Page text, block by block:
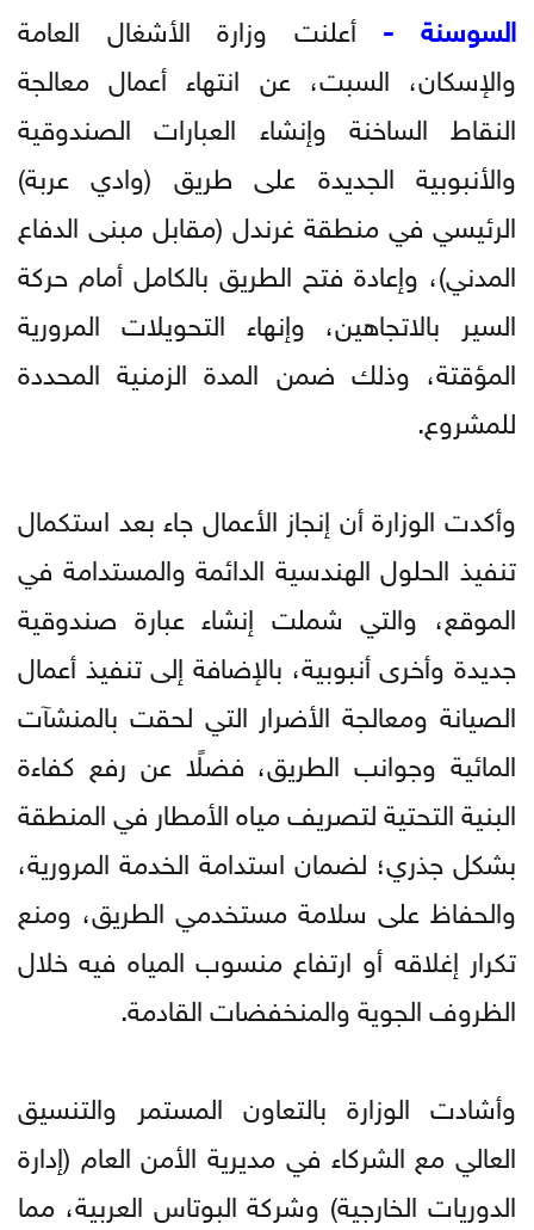
السوسنة - ​​أعلنت وزارة الأشغال العامة
والإسكان، السبت، عن انتهاء أعمال معالجة
النقاط الساخنة وإنشاء العبارات الصندوقية
والأنبوبية الجديدة على طريق (وادي عربة)
الرئيسي في منطقة غرندل (مقابل مبنى الدفاع
المدني)، وإعادة فتح الطريق بالكامل أمام حركة
السير بالاتجاهين، وإنهاء التحويلات المرورية
المؤقتة، وذلك ضمن المدة الزمنية المحددة
للمشروع.
​وأكدت الوزارة أن إنجاز الأعمال جاء بعد استكمال
تنفيذ الحلول الهندسية الدائمة والمستدامة في
الموقع، والتي شملت إنشاء عبارة صندوقية
جديدة وأخرى أنبوبية، بالإضافة إلى تنفيذ أعمال
الصيانة ومعالجة الأضرار التي لحقت بالمنشآت
المائية وجوانب الطريق، فضلًا عن رفع كفاءة
البنية التحتية لتصريف مياه الأمطار في المنطقة
بشكل جذري؛ لضمان استدامة الخدمة المرورية،
والحفاظ على سلامة مستخدمي الطريق، ومنع
تكرار إغلاقه أو ارتفاع منسوب المياه فيه خلال
الظروف الجوية والمنخفضات القادمة.
​وأشادت الوزارة بالتعاون المستمر والتنسيق
العالي مع الشركاء في مديرية الأمن العام (إدارة
الدوريات الخارجية) وشركة البوتاس العربية، مما